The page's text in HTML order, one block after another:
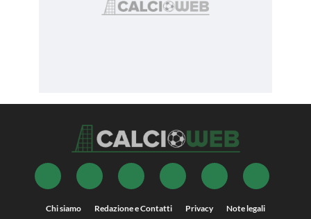
Chi siamo Redazione e Contatti Privacy Note legali